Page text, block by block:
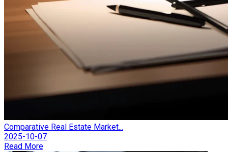
Comparative Real Estate Market...
2025-10-07
Read More